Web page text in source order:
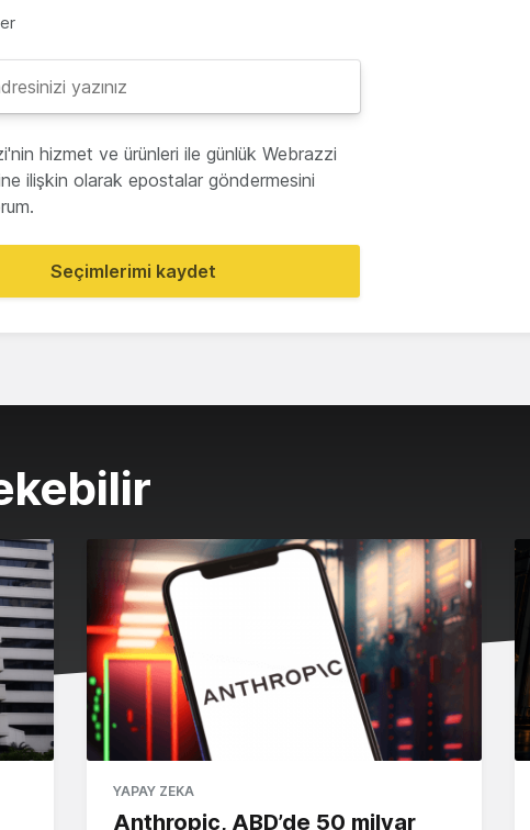
hizmet ve ürünleri ile günlük Webrazzi
ilişkin olarak epostalar göndermesini
Seçimlerimi kaydet
YAPAY ZEKA
Anthropic, ABD’de 50 milyar